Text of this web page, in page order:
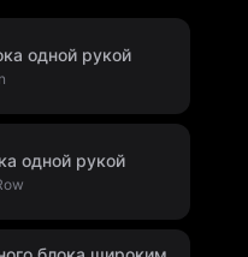
одной рукой
одной рукой